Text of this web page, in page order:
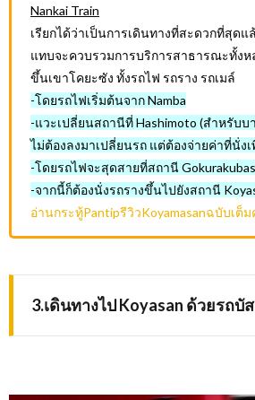
Nankai Train
เรียกได้ว่าเป็นการเดินทางที่สะดวกที่สุด
แทบจะควบรวมการบริการสาธารณะทั้งห
ขึ้นเขาโคยะซัง ทั้งรถไฟ รถราง รถเมล์
-โดยรถไฟเริ่มต้นจาก Namba
-แวะเปลี่ยนสถานีที่ Hashimoto (สำหรับ
ไม่ต้องลงมาเปลี่ยนรถ แต่ต้องจ่ายค่าที่นั่งเ
-โดยรถไฟจะสุดสายที่สถานี
-จากนี้ก็ต้องนั่งรถรางขึ้นไปยังสถานี
อ่านกระทู้PantipรีวิวKoyamasanฉบับเต็
3.เดินทางไป Koyasan ด้วยรถบัส